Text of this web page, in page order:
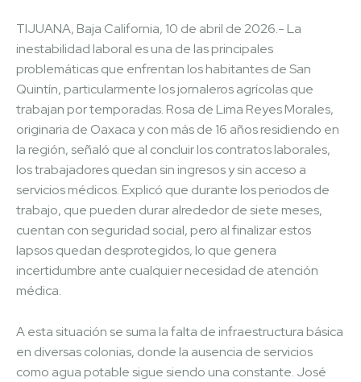
TIJUANA, Baja California, 10 de abril de 2026.- La
inestabilidad laboral es una de las principales
problemáticas que enfrentan los habitantes de San
Quintín, particularmente los jornaleros agrícolas que
trabajan por temporadas. Rosa de Lima Reyes Morales,
originaria de Oaxaca y con más de 16 años residiendo en
la región, señaló que al concluir los contratos laborales,
los trabajadores quedan sin ingresos y sin acceso a
servicios médicos. Explicó que durante los periodos de
trabajo, que pueden durar alrededor de siete meses,
cuentan con seguridad social, pero al finalizar estos
lapsos quedan desprotegidos, lo que genera
incertidumbre ante cualquier necesidad de atención
médica.
A esta situación se suma la falta de infraestructura básica
en diversas colonias, donde la ausencia de servicios
como agua potable sigue siendo una constante. José